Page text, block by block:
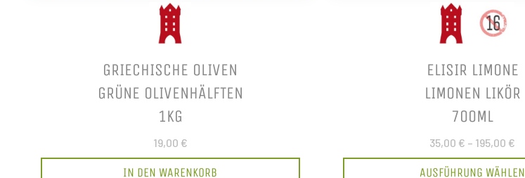
GRIECHISCHE OLIVEN
GRÜNE OLIVENHÄLFTEN
1KG
19,00 €
IN DEN WARENKORB
ELISIR LIMONE
LIMONEN LIKÖR
700ML
35,00 € – 195,00 €
AUSFÜHRUNG WÄHLEN